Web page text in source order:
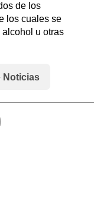
de los
los cuales se
u otras
Noticias